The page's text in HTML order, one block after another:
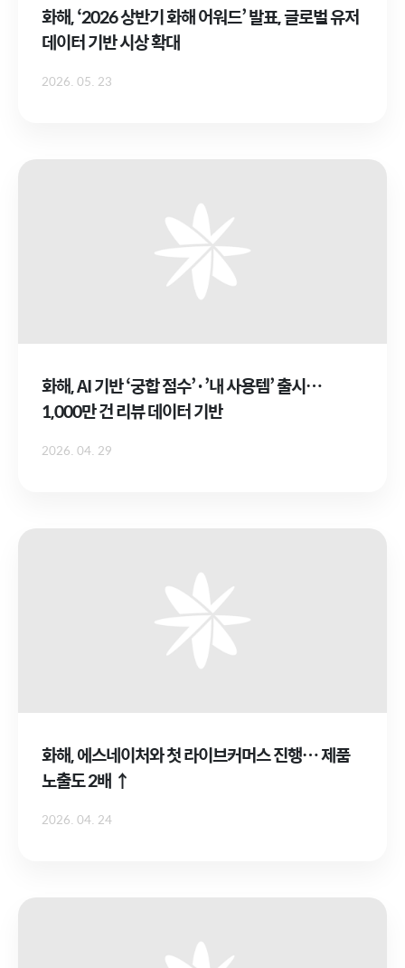
화해, ‘2026 상반기 화해 어워드’ 발표, 글로벌 유저
데이터 기반 시상 확대
2026. 05. 23
화해, AI 기반 ‘궁합 점수’·’내 사용템’ 출시…
1,000만 건 리뷰 데이터 기반
2026. 04. 29
화해, 에스네이처와 첫 라이브커머스 진행… 제품
노출도 2배 ↑
2026. 04. 24